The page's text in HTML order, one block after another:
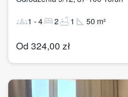
groups1 -4bed2bathtub1 square_foot 50 m²
Od 324,00 zł